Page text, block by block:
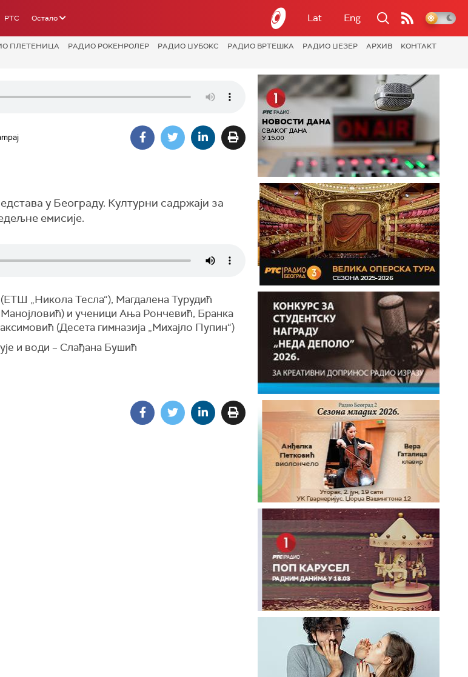
РТС Остало Lat Eng
ПЛЕТЕНИЦА РАДИО РОКЕНРОЛЕР РАДИО ЏУБОКС РАДИО ВРТЕШКА РАДИО ЏЕЗЕР АРХИВ
КОНТАКТ
у Београду. Културни садржаји за
емисије.
„Никола Тесла“), Магдалена Турудић
и ученици Ања Рончевић, Бранка
(Десета гимназија „Михајло Пупин“)
и води – Слађана Бушић